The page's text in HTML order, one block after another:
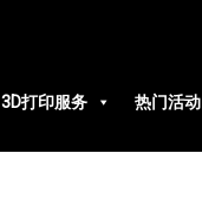
3D打印服务 热门活动